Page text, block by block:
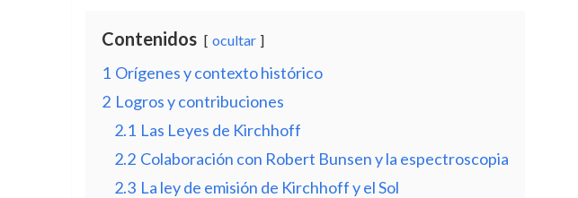
Contenidos ocultar
1 Orígenes y contexto histórico
2 Logros y contribuciones
2.1 Las Leyes de Kirchhoff
2.2 Colaboración con Robert Bunsen y la espectroscopia
2.3 La ley de emisión de Kirchhoff y el Sol